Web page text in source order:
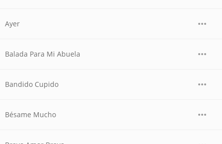
Ayer
Balada Para Mi Abuela
Bandido Cupido
Bésame Mucho